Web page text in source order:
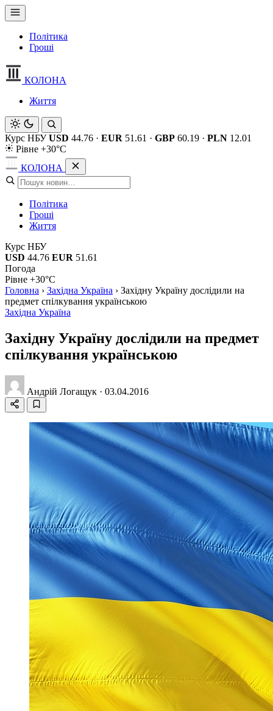
Політика
Гроші
КОЛОНА
Життя
Курс НБУ USD 44.76 · EUR 51.61 · GBP 60.19 · PLN 12.01
Рівне +30°C
КОЛОНА
Політика
Гроші
Життя
Курс НБУ
USD 44.76 EUR 51.61
Погода
Рівне +30°C
Головна › Західна Україна › Західну Україну дослідили на
предмет спілкування українською
Західна Україна
Західну Україну дослідили на предмет
спілкування українською
Андрій Логащук · 03.04.2016